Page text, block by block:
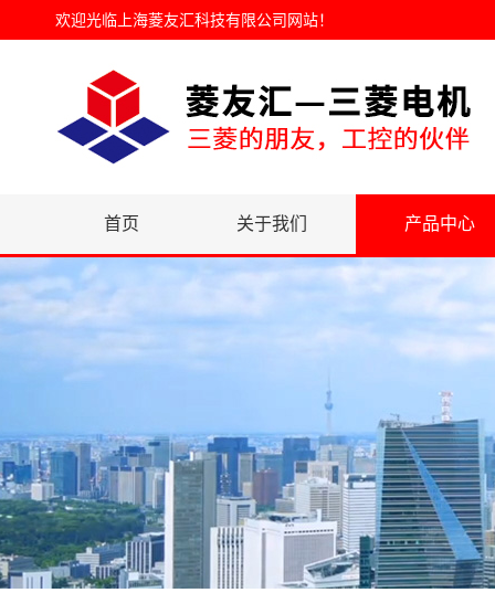
欢迎光临 上海菱友汇科技有限公司网站！
首页 关于我们 产品中心